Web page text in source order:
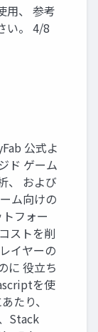
用、 参考
い。 4/8
公式よ
ド ゲーム
、 および
ム向けの
フォー
ストを削
イヤーの
に 役立ち
を使
たり、
Stack